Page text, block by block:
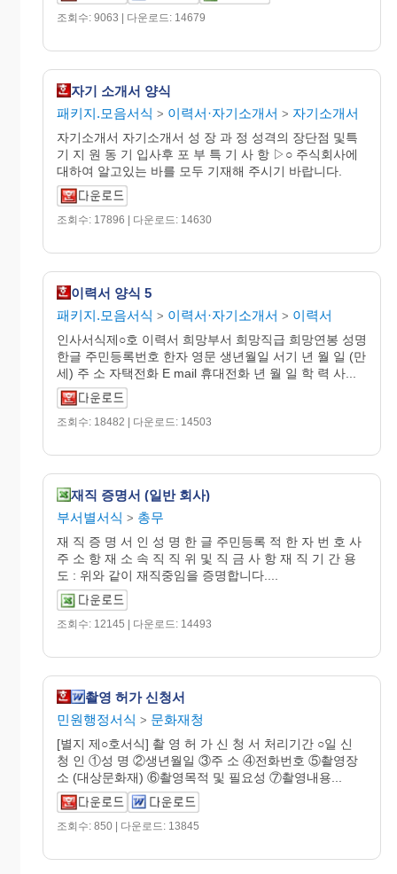
조회수: 9063 | 다운로드: 14679
자기 소개서 양식
패키지.모음서식 > 이력서·자기소개서 > 자기소개서
자기소개서 자기소개서 성 장 과 정 성격의 장단점 및특
기 지 원 동 기 입사후 포 부 특 기 사 항 ▷○ 주식회사에
대하여 알고있는 바를 모두 기재해 주시기 바랍니다.
조회수: 17896 | 다운로드: 14630
이력서 양식 5
패키지.모음서식 > 이력서·자기소개서 > 이력서
인사서식제○호 이력서 희망부서 희망직급 희망연봉 성명
한글 주민등록번호 한자 영문 생년월일 서기 년 월 일 (만
세) 주 소 자택전화 E mail 휴대전화 년 월 일 학 력 사...
조회수: 18482 | 다운로드: 14503
재직 증명서 (일반 회사)
부서별서식 > 총무
재 직 증 명 서 인 성 명 한 글 주민등록 적 한 자 번 호 사
주 소 항 재 소 속 직 직 위 및 직 금 사 항 재 직 기 간 용
도 : 위와 같이 재직중임을 증명합니다....
조회수: 12145 | 다운로드: 14493
촬영 허가 신청서
민원행정서식 > 문화재청
[별지 제○호서식] 촬 영 허 가 신 청 서 처리기간 ○일 신
청 인 ①성 명 ②생년월일 ③주 소 ④전화번호 ⑤촬영장
소 (대상문화재) ⑥촬영목적 및 필요성 ⑦촬영내용...
조회수: 850 | 다운로드: 13845